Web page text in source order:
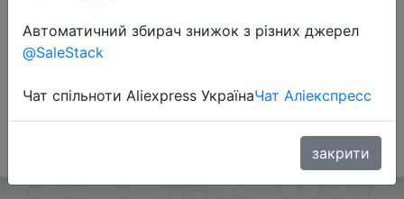
Додаткова інформація відсутня.
каналі:
ZnyzhkaUA
Автоматичний збирач знижок з різних джерел
@SaleStack
Чат спільноти Aliexpress УкраїнаЧат Аліекспресс
закрити